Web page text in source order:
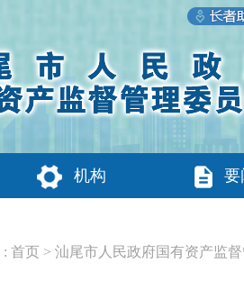
机构 要
: 首页 > 汕尾市人民政府国有资产监